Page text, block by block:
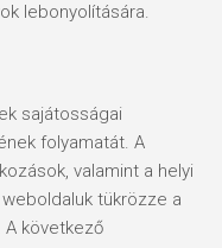
lebonyolítására.
sajátosságai
folyamatát. A
valamint a helyi
tükrözze a
következő